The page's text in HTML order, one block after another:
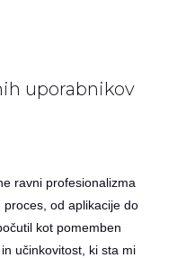
uporabnikov
ravni profesionalizma
proces, od aplikacije do
kot pomemben
učinkovitost, ki sta mi